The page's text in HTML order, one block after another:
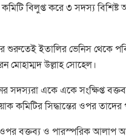
কমিটি বিলুপ্ত করে ৩ সদস্য
শুরুতেই ইতালির ভেনিস থেকে
মোহাম্মদ উল্লাহ সোহেল।
সদস্যরা একে একে সংক্ষিপ্ত
কমিটির সিদ্ধান্তের ওপর তাদের
ওপর বক্তব্য ও পারস্পরিক